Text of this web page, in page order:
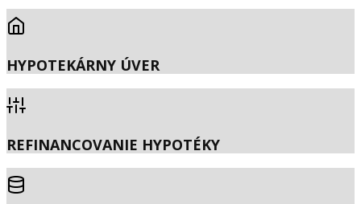
HYPOTEKÁRNY ÚVER
REFINANCOVANIE HYPOTÉKY